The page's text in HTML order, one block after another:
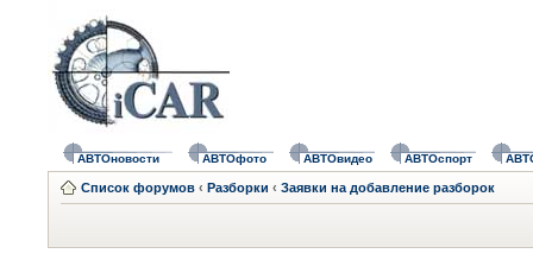
АВТОновости АВТОфото АВТОвидео АВТОспорт
Список форумов ‹ Разборки ‹ Заявки на добавление разборок